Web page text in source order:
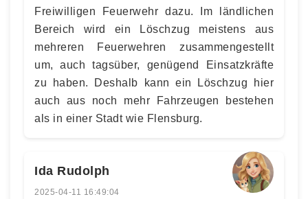
Freiwilligen Feuerwehr dazu. Im ländlichen
Bereich wird ein Löschzug meistens aus
mehreren Feuerwehren zusammengestellt
um, auch tagsüber, genügend Einsatzkräfte
zu haben. Deshalb kann ein Löschzug hier
auch aus noch mehr Fahrzeugen bestehen
als in einer Stadt wie Flensburg.
Ida Rudolph
2025-04-11 16:49:04